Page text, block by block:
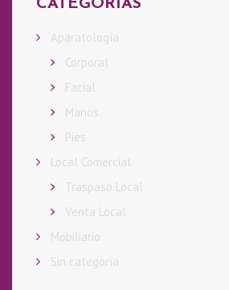
S
O
M
O
C
CATEGORIAS
Aparatología
Corporal
Facial
Manos
Pies
Local Comercial
Traspaso Local
Venta Local
Mobiliario
Sin categoría